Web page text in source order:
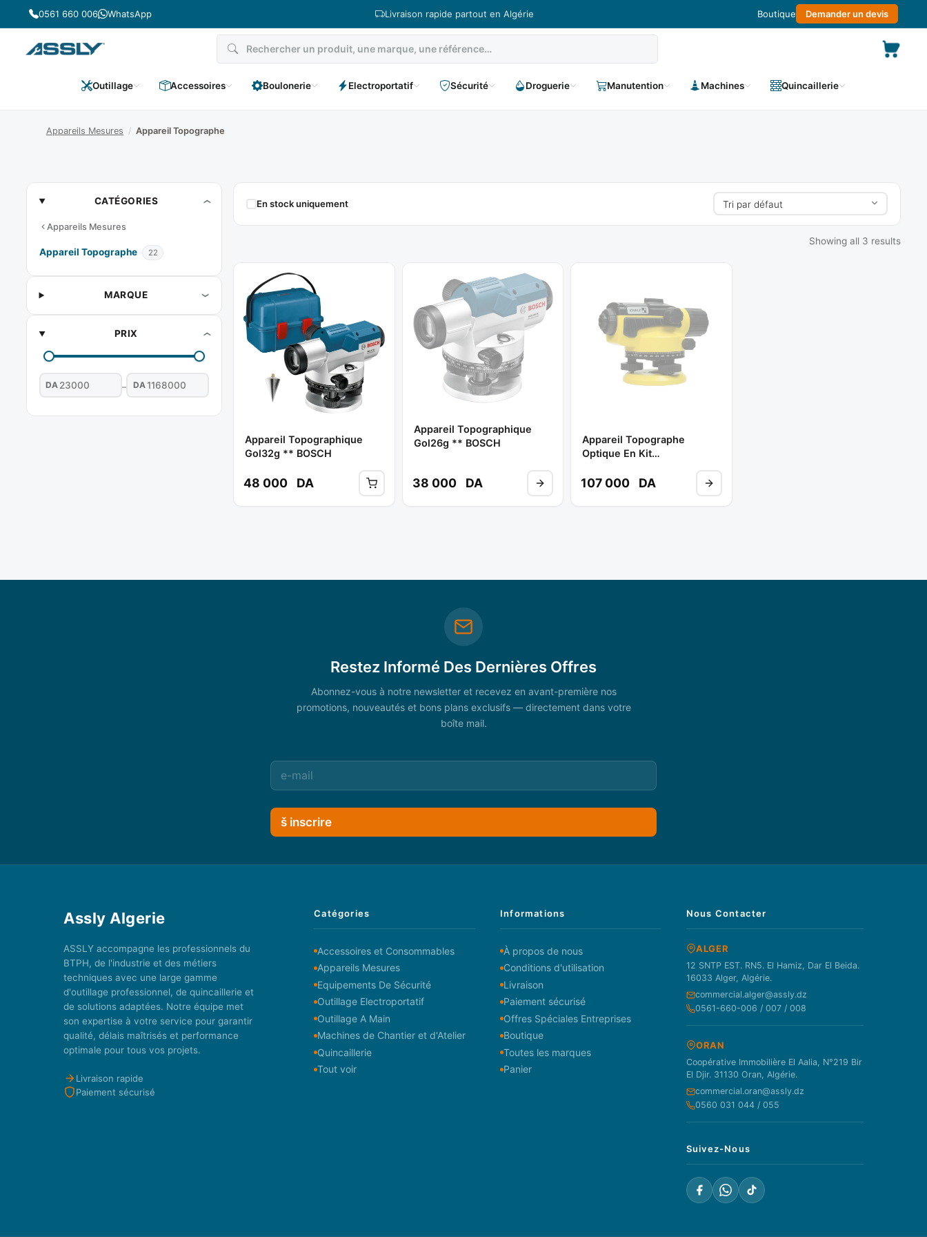
Passer
au
contenu
0561 660 006 WhatsApp Livraison rapide partout en Algérie Boutique Demander un devis
Outillage Accessoires Boulonerie Electroportatif Sécurité Droguerie Manutention Machines Quincaillerie
Appareils Mesures / Appareil Topographe
Appareil
Topographe
CATÉGORIES
Appareils Mesures
Appareil Topographe 22
MARQUE
PRIX
DA – DA
En stock uniquement
Showing all 3 results
Appareil Topographique
Gol32g ** BOSCH
48 000 DA
Appareil Topographique
Gol26g ** BOSCH
38 000 DA
Appareil Topographe
Optique En Kit
S(trépied)+tnl(regle De
107 000 DA
Restez Informé Des Dernières Offres
Abonnez-vous à notre newsletter et recevez en avant-première nos
promotions, nouveautés et bons plans exclusifs — directement dans votre
boîte mail.
š inscrire
Assly Algerie
ASSLY accompagne les professionnels du
BTPH, de l'industrie et des métiers
techniques avec une large gamme
d'outillage professionnel, de quincaillerie et
de solutions adaptées. Notre équipe met
son expertise à votre service pour garantir
qualité, délais maîtrisés et performance
optimale pour tous vos projets.
Livraison rapide
Paiement sécurisé
Catégories
Accessoires et Consommables
Appareils Mesures
Equipements De Sécurité
Outillage Electroportatif
Outillage A Main
Machines de Chantier et d'Atelier
Quincaillerie
Tout voir
Informations
À propos de nous
Conditions d'utilisation
Livraison
Paiement sécurisé
Offres Spéciales Entreprises
Boutique
Toutes les marques
Panier
Nous Contacter
ALGER
12 SNTP EST. RN5. El Hamiz, Dar El Beida.
16033 Alger, Algérie.
commercial.alger@assly.dz
0561-660-006 / 007 / 008
ORAN
Coopérative Immobilière El Aalia, N°219 Bir
El Djir. 31130 Oran, Algérie.
commercial.oran@assly.dz
0560 031 044 / 055
Suivez-Nous